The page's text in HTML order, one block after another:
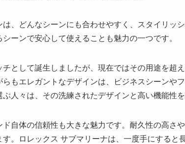
、どんなシーンにも合わせやすく、スタイリッ
ーンで安心して使えることも魅力の一つです。
として誕生しましたが、現在ではその用途を超
もエレガントなデザインは、ビジネスシーンや
人々は、その洗練されたデザインと高い機能性を
自体の信頼性も大きな魅力です。耐久性の高さ
。ロレックス サブマリーナは、一度手にすると